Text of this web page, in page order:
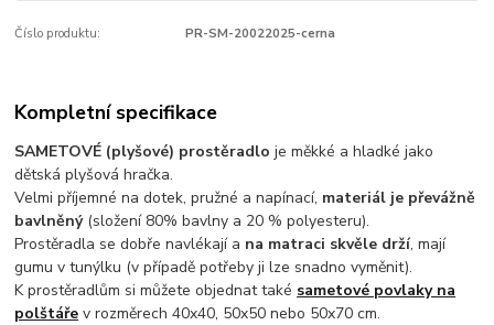
Číslo produktu: PR-SM-20022025-cerna
Kompletní specifikace
SAMETOVÉ (plyšové) prostěradlo je měkké a hladké jako
dětská plyšová hračka.
Velmi příjemné na dotek, pružné a napínací, materiál je převážně
bavlněný(složení 80% bavlny a 20 % polyesteru).
Prostěradla se dobře navlékají a na matraci skvěle drží, mají
gumu v tunýlku (v případě potřeby ji lze snadno vyměnit).
K prostěradlům si můžete objednat také sametové povlaky na
polštáře v rozměrech 40x40, 50x50 nebo 50x70 cm.